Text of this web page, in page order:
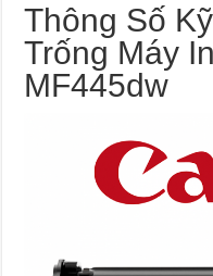
Thông Số
Trống Máy
MF445dw